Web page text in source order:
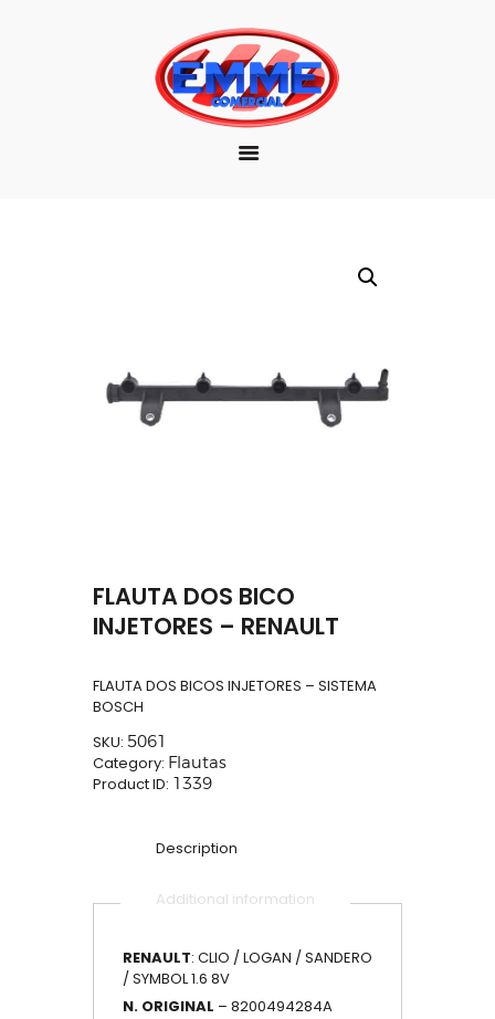
EMPRESA
MARCAS
PRODUTOS
FLAUTA DOS BICO
INJETORES – RENAULT
FLAUTA DOS BICOS INJETORES – SISTEMA
BOSCH
SKU: 5061
Category: Flautas
Product ID: 1339
Description
Additional information
RENAULT: CLIO / LOGAN / SANDERO
/ SYMBOL 1.6 8V
N. ORIGINAL – 8200494284A